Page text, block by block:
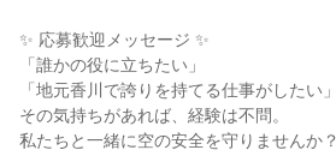
✨ 応募歓迎メッセージ ✨
「誰かの役に立ちたい」
「地元香川で誇りを持てる仕事がしたい」
その気持ちがあれば、経験は不問。
私たちと一緒に空の安全を守りませんか？